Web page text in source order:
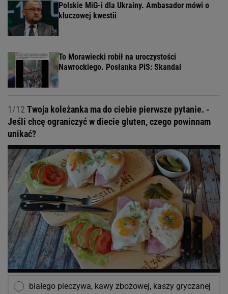
Polskie MiG-i dla Ukrainy. Ambasador mówi o
kluczowej kwestii
To Morawiecki robił na uroczystości
Nawrockiego. Posłanka PiS: Skandal
1/12 Twoja koleżanka ma do ciebie pierwsze pytanie. -
Jeśli chcę ograniczyć w diecie gluten, czego powinnam
unikać?
białego pieczywa, kawy zbożowej, kaszy gryczanej